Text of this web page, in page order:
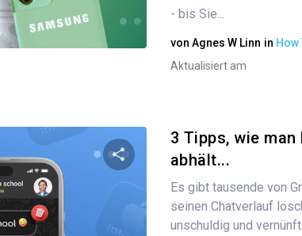
- bis Sie...
von Agnes W Linn in How
Aktualisiert am
Diesen Artikel teilen
3 Tipps, wie
abhält...
Es gibt tausende von
seinen Chatverlauf
unschuldig und